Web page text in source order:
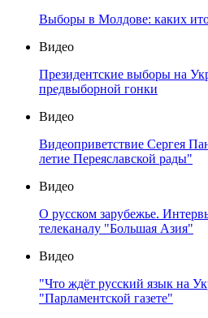
Выборы в Молдове: каких
Видео
Президентские выборы на
предвыборной гонки
Видео
Видеоприветствие Сергея
летие Переяславской рады"
Видео
О русском зарубежье.
телеканалу "Большая Азия"
Видео
"Что ждёт русский язык на
"Парламентской газете"